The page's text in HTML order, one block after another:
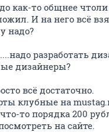
как-то общнее чтоли
И на него всё
надо?
разработать
дизайнеры?
всё достаточно.
клубные на
то порядка 200
на сайте.